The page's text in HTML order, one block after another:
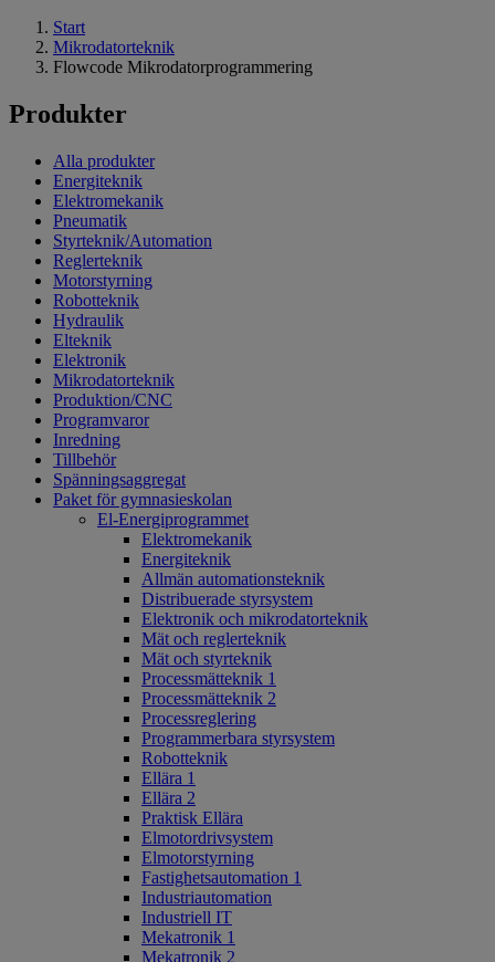
Start
Mikrodatorteknik
Flowcode Mikrodatorprogrammering
Produkter
Alla produkter
Energiteknik
Elektromekanik
Pneumatik
Styrteknik/Automation
Reglerteknik
Motorstyrning
Robotteknik
Hydraulik
Elteknik
Elektronik
Mikrodatorteknik
Produktion/CNC
Programvaror
Inredning
Tillbehör
Spänningsaggregat
Paket för gymnasieskolan
El-Energiprogrammet
Elektromekanik
Energiteknik
Allmän automationsteknik
Distribuerade styrsystem
Elektronik och mikrodatorteknik
Mät och reglerteknik
Mät och styrteknik
Processmätteknik 1
Processmätteknik 2
Processreglering
Programmerbara styrsystem
Robotteknik
Ellära 1
Ellära 2
Praktisk Ellära
Elmotordrivsystem
Elmotorstyrning
Fastighetsautomation 1
Industriautomation
Industriell IT
Mekatronik 1
Mekatronik 2